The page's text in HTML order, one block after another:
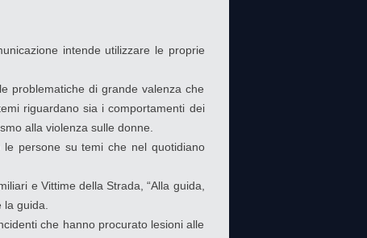
intende utilizzare le proprie
problematiche di grande valenza che
riguardano sia i comportamenti dei
alla violenza sulle donne.
persone su temi che nel quotidiano
e Vittime della Strada, “Alla guida,
la guida.
che hanno procurato lesioni alle